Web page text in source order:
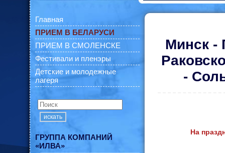
Главная
ПРИЕМ В БЕЛАРУСИ
ПРИЕМ В СМОЛЕНСКЕ
Фестивали и пленэры
Детские и молодежные
лагеря
искать
ГРУППА КОМПАНИЙ
«ИЛВА»
Минск -
-
На